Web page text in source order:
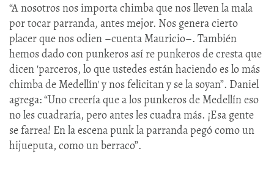
“A nosotros nos importa chimba que nos lleven la mala
por tocar parranda, antes mejor. Nos genera cierto
placer que nos odien –cuenta Mauricio–. También
hemos dado con punkeros así re punkeros de cresta que
dicen 'parceros, lo que ustedes están haciendo es lo más
chimba de Medellín' y nos felicitan y se la soyan”. Daniel
agrega: “Uno creería que a los punkeros de Medellín eso
no les cuadraría, pero antes les cuadra más. ¡Esa gente
se farrea! En la escena punk la parranda pegó como un
hijueputa, como un berraco”.